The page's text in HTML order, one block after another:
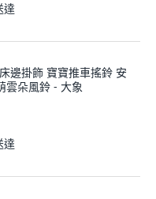
達
邊掛飾 寶寶推車搖鈴 安
雲朵風鈴 - 大象
達